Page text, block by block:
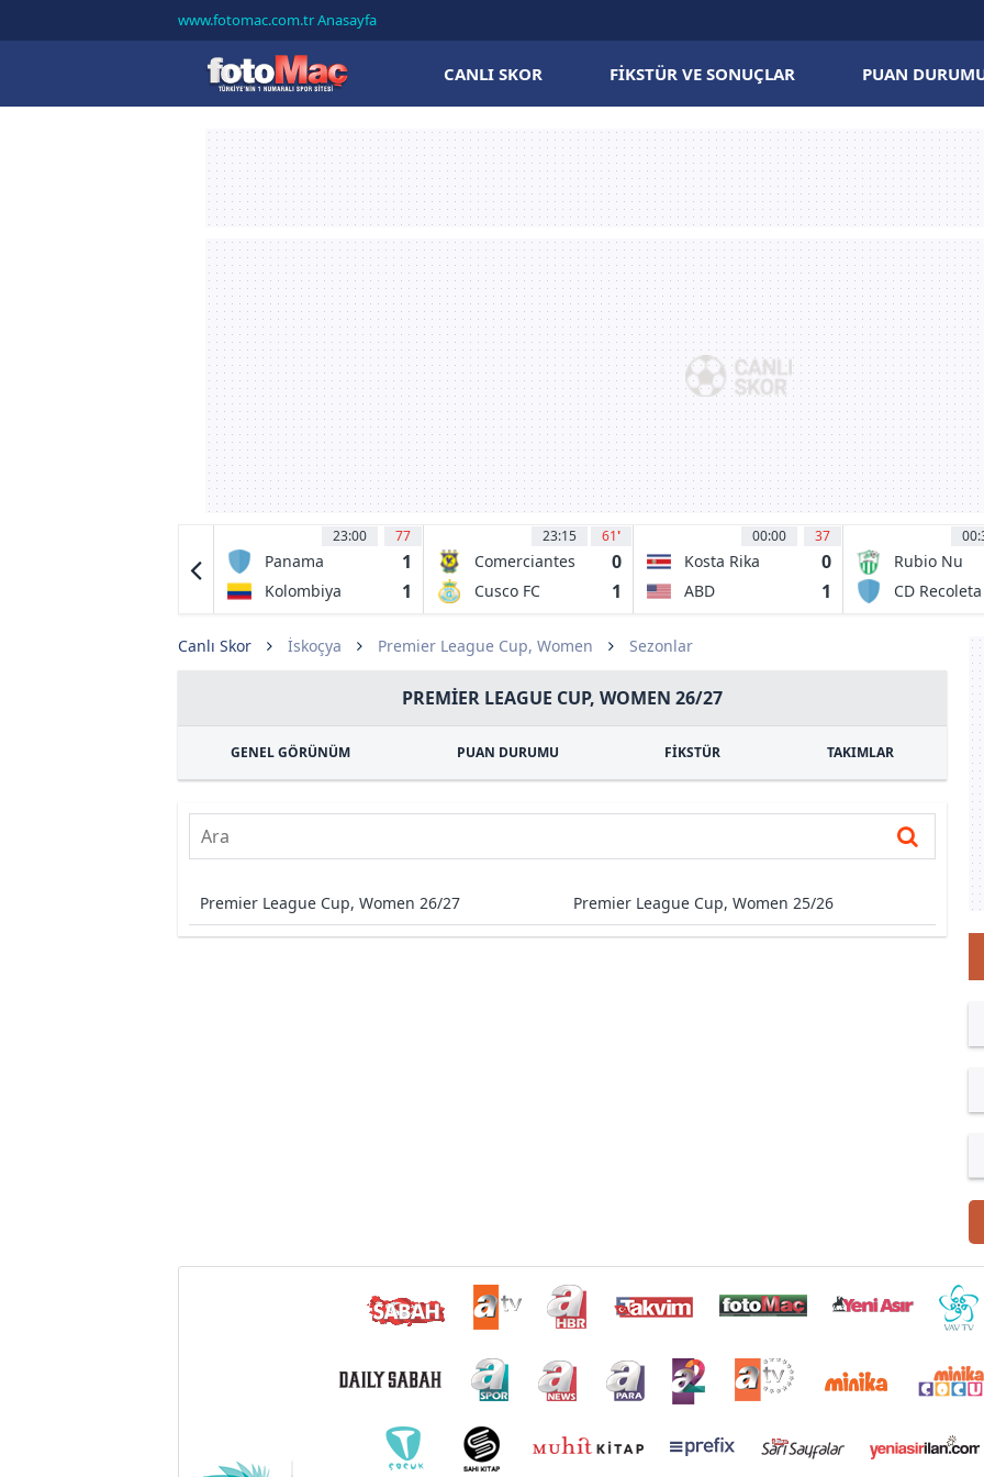
www.fotomac.com.tr Anasayfa
CANLI SKOR FIKSTÜR VE SONUÇLAR PUAN
0
23:00 77
Panama 1
Kolombiya 1
23:15 61'
Comerciantes
Unidos
0
Cusco FC 1
00:00 37
Kosta Rika 0
ABD 1
Rubio Nu
CD Recoleta
Canlı Skor İskoçya Premier League Cup, Women Sezonlar
PREMIER LEAGUE CUP, WOMEN 26/27
GENEL GÖRÜNÜM PUAN DURUMU FİKSTÜR TAKIMLAR
Premier League Cup, Women 26/27 Premier League Cup, Women 25/26